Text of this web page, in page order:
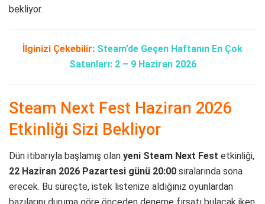
bekliyor.
İlginizi Çekebilir: Steam’de Geçen Haftanın En Çok
Satanları: 2 – 9 Haziran 2026
Steam Next Fest Haziran 2026
Etkinliği Sizi Bekliyor
Dün itibarıyla başlamış olan yeni Steam Next Fest etkinliği,
22 Haziran 2026 Pazartesi günü 20:00 sıralarında sona
erecek. Bu süreçte, istek listenize aldığınız oyunlardan